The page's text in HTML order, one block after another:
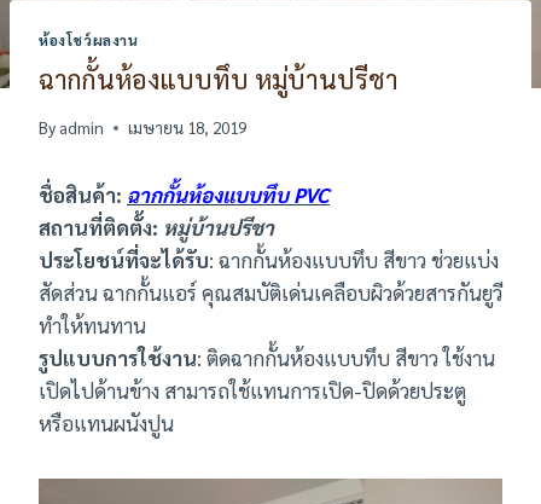
ห้องโชว์ผลงาน
ฉากกั้นห้องแบบทึบ หมู่บ้านปรีชา
By admin เมษายน 18, 2019
ชื่อสินค้า: ฉากกั้นห้องแบบทึบ PVC
สถานที่ติดตั้ง: หมู่บ้านปรีชา
ประโยชน์ที่จะได้รับ: ฉากกั้นห้องแบบทึบ สีขาว ช่วยแบ่ง
สัดส่วน ฉากกั้นแอร์ คุณสมบัติเด่นเคลือบผิวด้วยสารกันยูวี
ทำให้ทนทาน
รูปแบบการใช้งาน: ติดฉากกั้นห้องแบบทึบ สีขาว ใช้งาน
เปิดไปด้านข้าง สามารถใช้แทนการเปิด-ปิดด้วยประตู
หรือแทนผนังปูน